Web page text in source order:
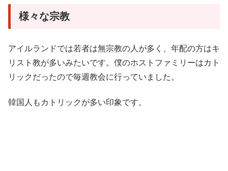
様々な宗教
アイルランドでは若者は無宗教の人が多く、年配の方はキ
リスト教が多いみたいです。僕のホストファミリーはカト
リックだったので毎週教会に行っていました。
韓国人もカトリックが多い印象です。